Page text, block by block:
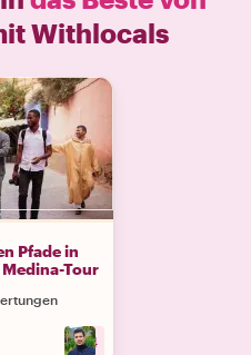
Withlocals
Pfade in
Tour
+4